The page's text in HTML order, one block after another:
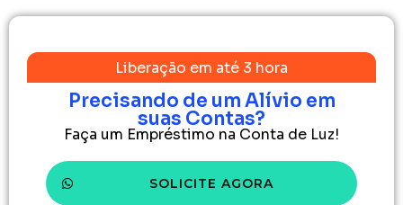
Liberação em até 3 hora
Precisando de um Alívio em
suas Contas?
Faça um Empréstimo na Conta de Luz!
SOLICITE AGORA